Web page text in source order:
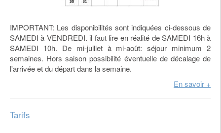
IMPORTANT: Les disponibilités sont indiquées ci-dessous de
SAMEDI à VENDREDI. il faut lire en réalité de SAMEDI 16h à
SAMEDI 10h. De mi-juillet à mi-août: séjour minimum 2
semaines. Hors saison possibilité éventuelle de décalage de
l'arrivée et du départ dans la semaine.
En savoir +
Tarifs